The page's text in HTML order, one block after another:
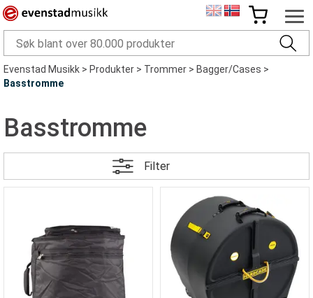
Evenstad Musikk>Produkter>Trommer>Bagger/Cases>
Basstromme
Basstromme
Filter